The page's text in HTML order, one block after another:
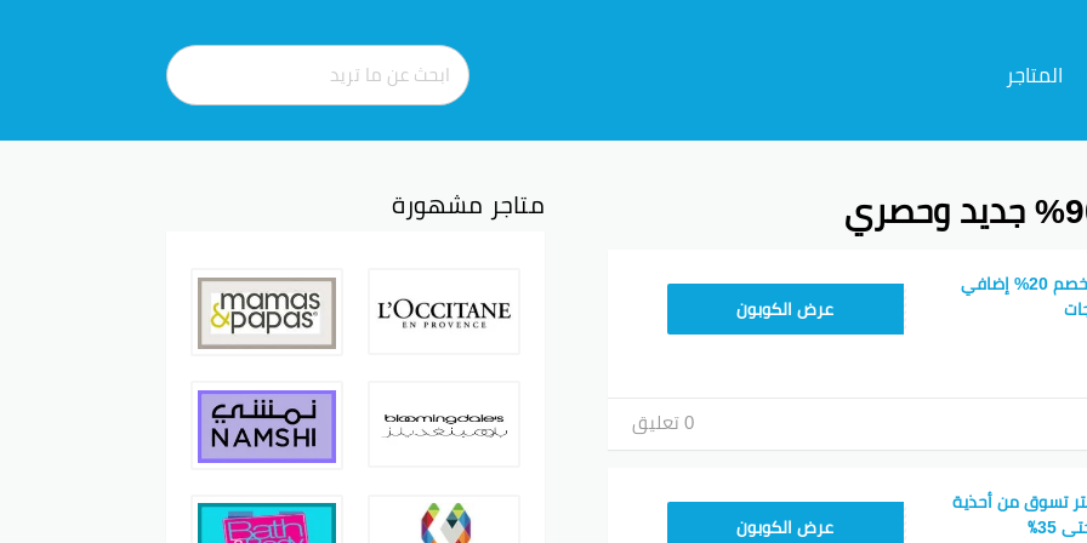
المتاجر
كوبون خصم شي ان خصم 20% إضافي
MEAF25عرض الكوبون
0 تعليق
تسوق من أحذية
MEAF25عرض الكوبون
متاجر مشهورة